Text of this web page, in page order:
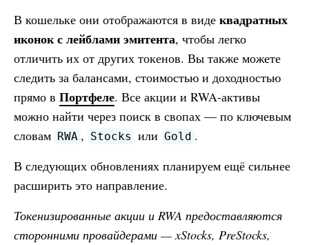
В кошельке они отображаются в виде квадратных
иконок с лейблами эмитента, чтобы легко
отличить их от других токенов. Вы также можете
следить за балансами, стоимостью и доходностью
прямо в Портфеле. Все акции и RWA-активы
можно найти через поиск в свопах — по ключевым
словам RWA , Stocks или Gold .
В следующих обновлениях планируем ещё сильнее
расширить это направление.
Токенизированные акции и RWA предоставляются
сторонними провайдерами — xStocks, PreStocks,